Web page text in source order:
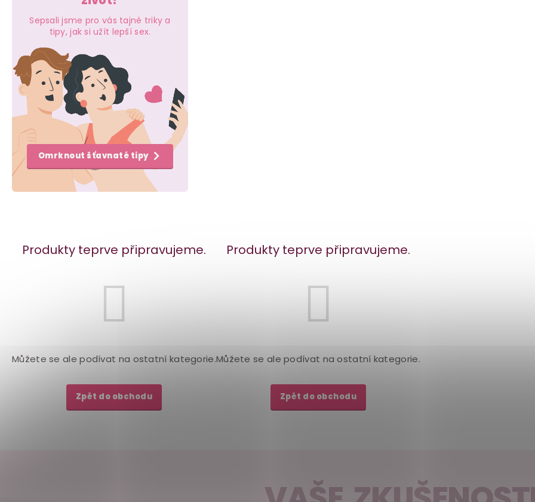
Sepsali jsme pro vás tajné triky a
tipy, jak si užít lepší sex.
Omrknout šťavnaté tipy
Produkty teprve připravujeme.
Můžete se ale podívat na ostatní kategorie.
Zpět do obchodu
Produkty teprve připravujeme.
Můžete se ale podívat na ostatní kategorie.
Zpět do obchodu